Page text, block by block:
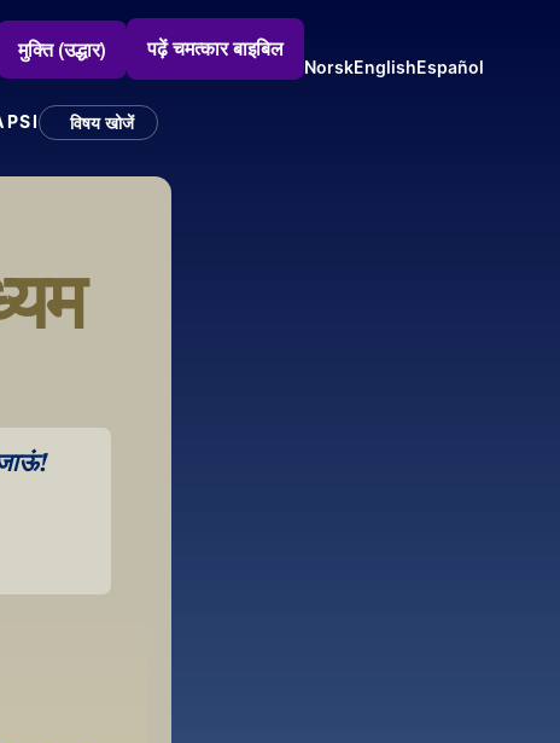
मुक्ति (उद्धार) पढ़ें चमत्कार बाइबिल
NorskEnglishEspañol
विषय खोजें